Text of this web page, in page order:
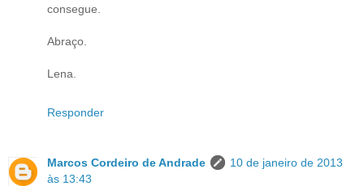
consegue.
Abraço.
Lena.
Responder
Marcos Cordeiro de Andrade
10 de janeiro de 2013
às 13:43